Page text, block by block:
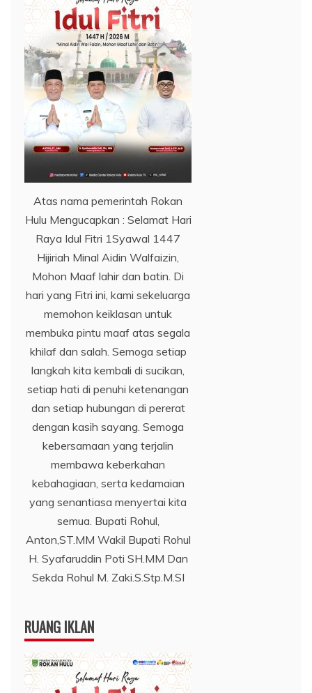
Atas nama pemerintah Rokan
Hulu Mengucapkan : Selamat Hari
Raya Idul Fitri 1Syawal 1447
Hijiriah Minal Aidin Walfaizin,
Mohon Maaf lahir dan batin. Di
hari yang Fitri ini, kami sekeluarga
memohon keiklasan untuk
membuka pintu maaf atas segala
khilaf dan salah. Semoga setiap
langkah kita kembali di sucikan,
setiap hati di penuhi ketenangan
dan setiap hubungan di pererat
dengan kasih sayang. Semoga
kebersamaan yang terjalin
membawa keberkahan
kebahagiaan, serta kedamaian
yang senantiasa menyertai kita
semua. Bupati Rohul,
Anton,ST.MM Wakil Bupati Rohul
H. Syafaruddin Poti SH.MM Dan
Sekda Rohul M. Zaki.S.Stp.M.SI
RUANG IKLAN